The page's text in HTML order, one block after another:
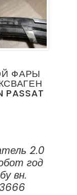
ФАРЫ
2.0
год
вн.